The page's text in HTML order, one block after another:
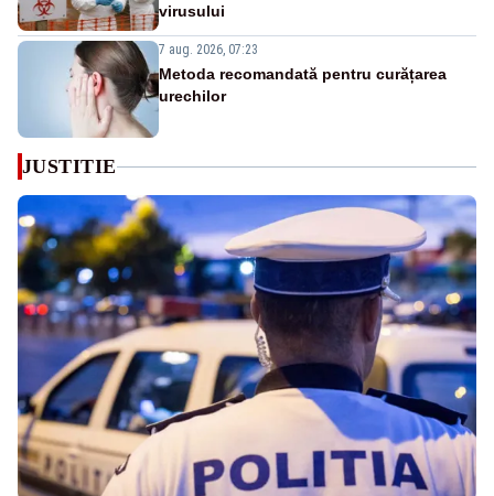
virusului
7 aug. 2026, 07:23
Metoda recomandată pentru curățarea
urechilor
JUSTITIE